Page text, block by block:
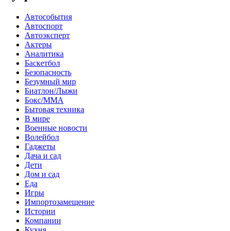
Автособытия
Автоспорт
Автоэксперт
Актеры
Аналитика
Баскетбол
Безопасность
Безумный мир
Биатлон/Лыжи
Бокс/MMA
Бытовая техника
В мире
Военные новости
Волейбол
Гаджеты
Дача и сад
Дети
Дом и сад
Еда
Игры
Импортозамещение
Истории
Компании